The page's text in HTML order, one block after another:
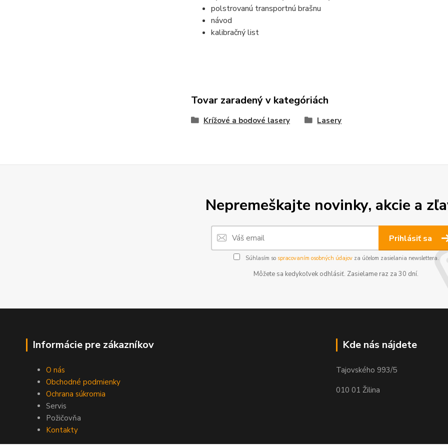
polstrovanú transportnú brašnu
návod
kalibračný list
Tovar zaradený v kategóriách
Krížové a bodové lasery Lasery
Nepremeškajte novinky, akcie a
Prihlásiť sa
Súhlasím so spracovaním osobných údajovza účelom zasielania newslettera.
Môžete sa kedykoľvek odhlásiť. Zasielame raz za 30 dní.
Informácie pre zákazníkov
O nás
Obchodné podmienky
Ochrana súkromia
Servis
Požičovňa
Kontakty
Kde nás nájdete
Tajovského 993/5
010 01 Žilina